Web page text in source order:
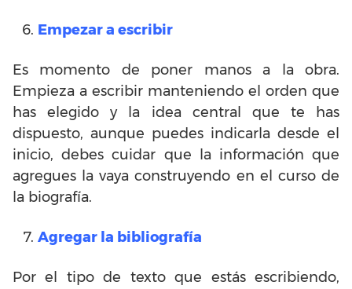
Empezar a escribir
Es momento de poner manos a la obra.
Empieza a escribir manteniendo el orden que
has elegido y la idea central que te has
dispuesto, aunque puedes indicarla desde el
inicio, debes cuidar que la información que
agregues la vaya construyendo en el curso de
la biografía.
Agregar la bibliografía
Por el tipo de texto que estás escribiendo,